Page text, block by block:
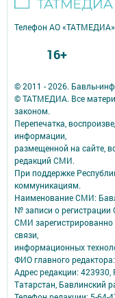
© 2011 - 2026. Бавлы-
© ТАТМЕДИА. Все
законом.
Перепечатка,
информации,
размещенной на сайте,
редакций СМИ.
При поддержке
коммуникациям.
Наименование СМИ:
№ записи о
СМИ
связи,
информационных
ФИО главного
Адрес редакции: 423930,
Татарстан, Бавлинский
Телефон АО
16+